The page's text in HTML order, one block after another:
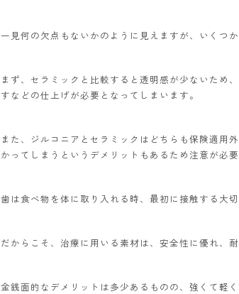
一見何の欠点もないかのように見えますが、いくつ
まず、セラミックと比較すると透明感が少ないため
すなどの仕上げが必要となってしまいます。
また、ジルコニアとセラミックはどちらも保険適用
かってしまうというデメリットもあるため注意が必要
歯は食べ物を体に取り入れる時、最初に接触する大切
だからこそ、治療に用いる素材は、安全性に優れ、
金銭面的なデメリットは多少あるものの、強くて軽